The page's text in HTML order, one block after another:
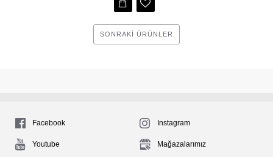
SONRAKI ÜRÜNLER
Facebook Instagram
Youtube Mağazalarımız